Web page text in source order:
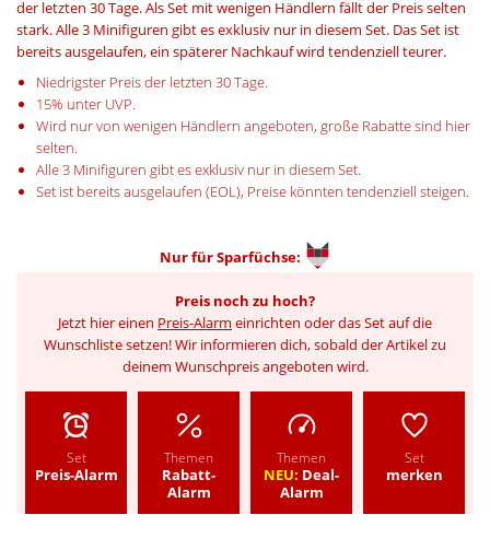
der letzten 30 Tage. Als Set mit wenigen Händlern fällt der Preis selten
stark. Alle 3 Minifiguren gibt es exklusiv nur in diesem Set. Das Set ist
bereits ausgelaufen, ein späterer Nachkauf wird tendenziell teurer.
Niedrigster Preis der letzten 30 Tage.
15% unter UVP.
Wird nur von wenigen Händlern angeboten, große Rabatte sind hier
selten.
Alle 3 Minifiguren gibt es exklusiv nur in diesem Set.
Set ist bereits ausgelaufen (EOL), Preise könnten tendenziell steigen.
Nur fürSparfüchse:
Preis noch zu hoch?
Jetzt hier einen Preis-Alarm einrichten oder das Set auf die
Wunschliste setzen! Wir informieren dich, sobald der Artikel zu
deinem Wunschpreis angeboten wird.
Set
Preis-Alarm
Themen
Rabatt-
Alarm
Themen
NEU: Deal-
Alarm
Set
merken